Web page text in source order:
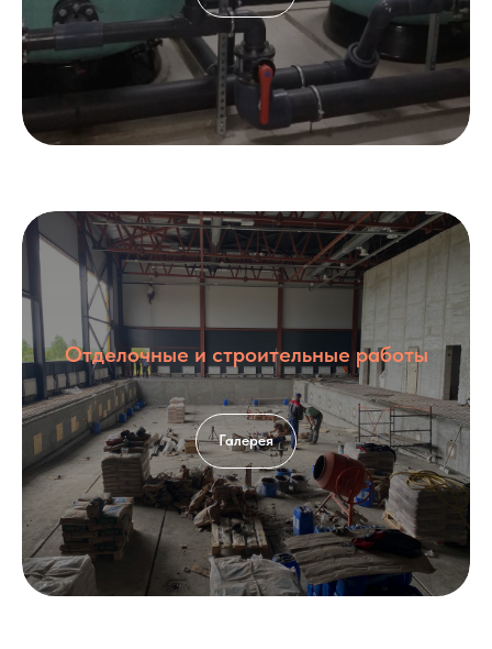
Отделочные и строительные работы
Галерея